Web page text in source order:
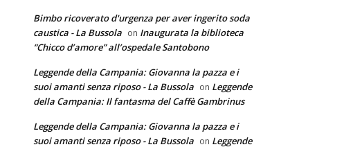
Bimbo ricoverato d'urgenza per aver ingerito soda
caustica - La Bussola on Inaugurata la biblioteca
“Chicco d’amore” all’ospedale Santobono
Leggende della Campania: Giovanna la pazza e i
suoi amanti senza riposo - La Bussola on Leggende
della Campania: Il fantasma del Caffè Gambrinus
Leggende della Campania: Giovanna la pazza e i
suoi amanti senza riposo - La Bussola on Leggende